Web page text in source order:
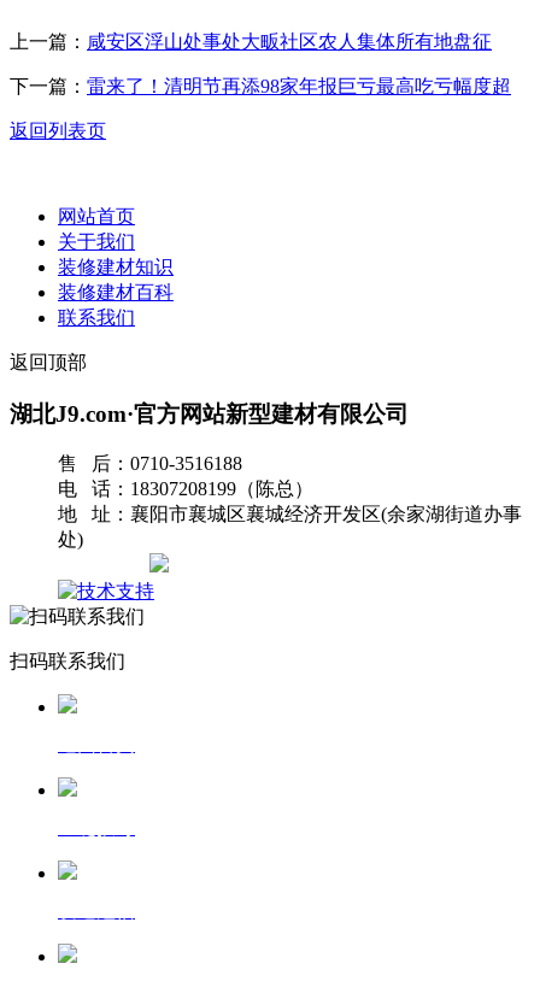
上一篇： 咸安区浮山处事处大畈社区农人集体所有地盘征
下一篇： 雷来了！清明节再添98家年报巨亏最高吃亏幅度超
返回列表页
网站首页
关于我们
装修建材知识
装修建材百科
联系我们
返回顶部
湖北J9.com·官方网站新型建材有限公司
售 后：0710-3516188
电 话：18307208199（陈总）
地 址：襄阳市襄城区襄城经济开发区(余家湖街道办事
处)
扫码联系我们